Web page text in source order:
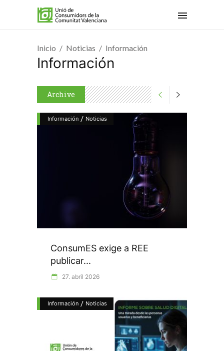
Inicio Noticias Información
Información
Archive
Información / Noticias
ConsumES exige a REE
publicar...
27. abril 2026
Información / Noticias